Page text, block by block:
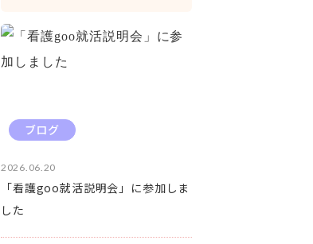
ブログ
2026.06.20
「看護goo就活説明会」に参加しま
した